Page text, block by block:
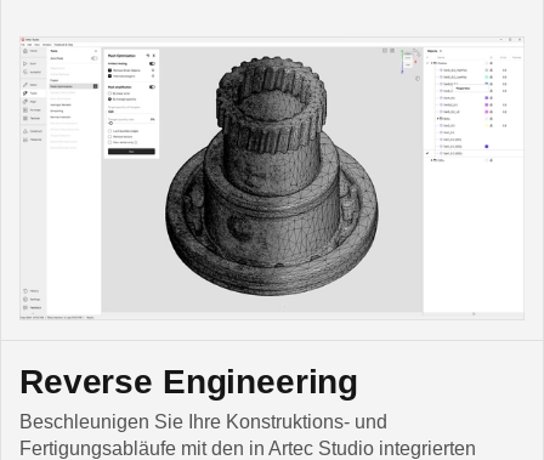
Reverse Engineering
Beschleunigen Sie Ihre Konstruktions- und
Fertigungsabläufe mit den in Artec Studio integrierten